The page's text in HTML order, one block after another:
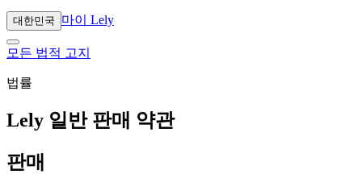
대한민국 마이 Lely
모든 법적 고지
법률
Lely 일반 판매 약관
판매